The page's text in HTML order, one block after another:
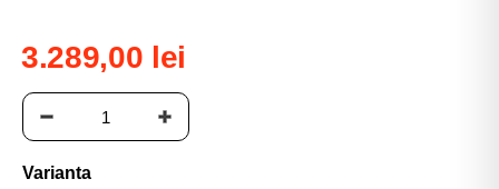
3.289,00 lei
Varianta